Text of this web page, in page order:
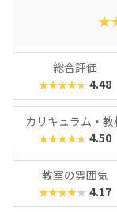
て、興味を持つ
きます。Crefus/
を検討する際は
総合評価
★★★★★ 4.48
カリキュラム・教
★★★★★ 4.50
教室の雰囲気
★★★★★ 4.17